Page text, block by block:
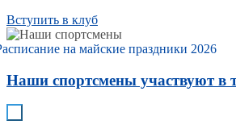
Вступить в клуб
на майские праздники 2026
Наши спортсмены участвуют в